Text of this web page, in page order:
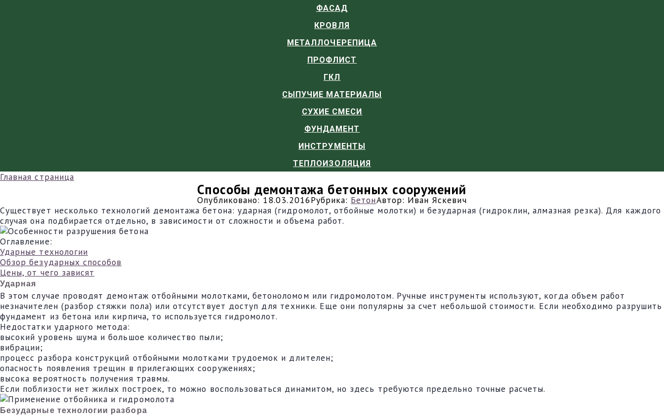
ФАСАД
КРОВЛЯ
МЕТАЛЛОЧЕРЕПИЦА
ПРОФЛИСТ
ГКЛ
СЫПУЧИЕ МАТЕРИАЛЫ
СУХИЕ СМЕСИ
ФУНДАМЕНТ
ИНСТРУМЕНТЫ
ТЕПЛОИЗОЛЯЦИЯ
Главная страница
Способы демонтажа бетонных сооружений
Опубликовано: 18.03.2016Рубрика: БетонАвтор: Иван Яскевич
Существует несколько технологий демонтажа бетона: ударная (гидромолот, отбойные молотки) и безударная (гидроклин, алмазная резка). Для каждого
случая она подбирается отдельно, в зависимости от сложности и объема работ.
Оглавление:
Ударные технологии
Обзор безударных способов
Цены, от чего зависят
Ударная
В этом случае проводят демонтаж отбойными молотками, бетоноломом или гидромолотом. Ручные инструменты используют, когда объем работ
незначителен (разбор стяжки пола) или отсутствует доступ для техники. Еще они популярны за счет небольшой стоимости. Если необходимо разрушить
фундамент из бетона или кирпича, то используется гидромолот.
Недостатки ударного метода:
высокий уровень шума и большое количество пыли;
вибрации;
процесс разбора конструкций отбойными молотками трудоемок и длителен;
опасность появления трещин в прилегающих сооружениях;
высока вероятность получения травмы.
Если поблизости нет жилых построек, то можно воспользоваться динамитом, но здесь требуются предельно точные расчеты.
Безударные технологии разбора